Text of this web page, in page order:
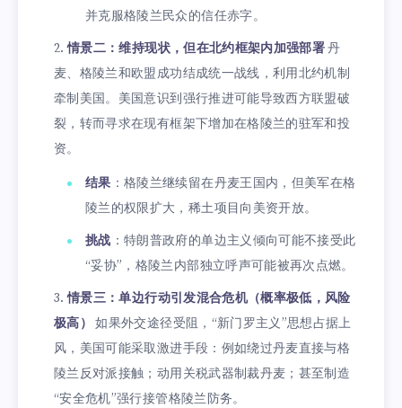
并克服格陵兰民众的信任赤字。
情景二：维持现状，但在北约框架内加强部署丹
麦、格陵兰和欧盟成功结成统一战线，利用北约机制
牵制美国。美国意识到强行推进可能导致西方联盟破
裂，转而寻求在现有框架下增加在格陵兰的驻军和投
资。
结果 ：格陵兰继续留在丹麦王国内，但美军在格
陵兰的权限扩大，稀土项目向美资开放。
挑战 ：特朗普政府的单边主义倾向可能不接受此
“妥协”，格陵兰内部独立呼声可能被再次点燃。
情景三：单边行动引发混合危机（概率极低，风险
极高）
如果外交途径受阻，“新门罗主义”思想占据上
风，美国可能采取激进手段：例如绕过丹麦直接与格
陵兰反对派接触；动用关税武器制裁丹麦；甚至制造
“安全危机”强行接管格陵兰防务。